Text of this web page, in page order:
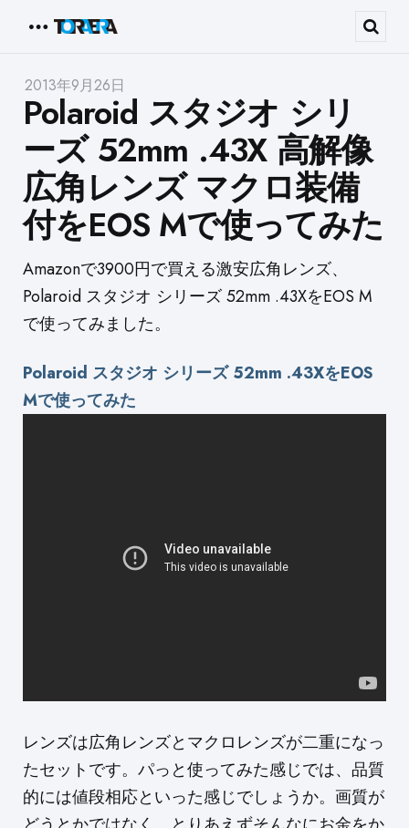
2013年9月26日
Polaroid スタジオ シリ
ーズ 52mm .43X 高解像
広角レンズ マクロ装備
付をEOS Mで使ってみた
Amazonで3900円で買える激安広角レンズ、
Polaroid スタジオ シリーズ 52mm .43XをEOS M
で使ってみました。
Polaroid スタジオ シリーズ 52mm .43XをEOS
Mで使ってみた
レンズは広角レンズとマクロレンズが二重になっ
たセットです。パっと使ってみた感じでは、品質
的には値段相応といった感じでしょうか。画質が